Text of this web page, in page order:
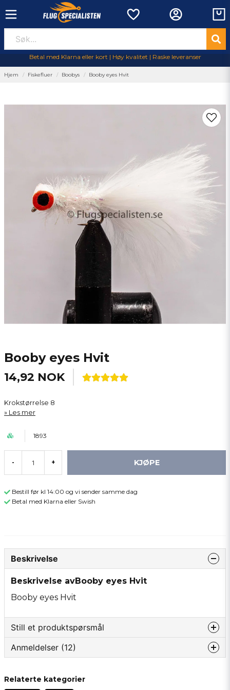
Betal med Klarna eller kort | Høy kvalitet | Raske leveranser
Hjem Fiskefluer Boobys Booby eyes Hvit
Booby eyes Hvit
14,92 NOK
Krokstørrelse 8
Les mer
1893
- + KJØPE
Bestill før kl 14:00 og vi sender samme dag
Betal med Klarna eller Swish
Beskrivelse
Beskrivelse avBooby eyes Hvit
Booby eyes Hvit
Still et produktspørsmål
question
Spør oss om noe om dette produktet...
Anmeldelser (12)
Anonym
Relaterte kategorier